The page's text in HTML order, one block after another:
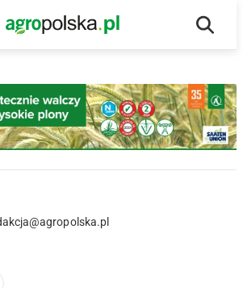
Main Logo